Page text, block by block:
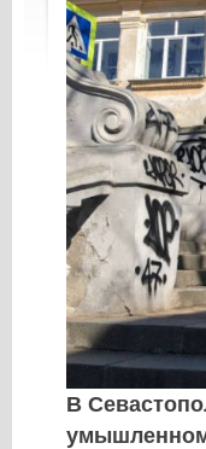
В
умышленном